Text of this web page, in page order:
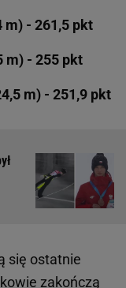
m) - 261,5 pkt
m) - 255 pkt
m) - 251,9 pkt
się ostatnie
zakończą